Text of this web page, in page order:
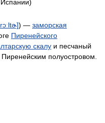
) — заморская
Пиренейского
скалу и песчаный
полуостровом.